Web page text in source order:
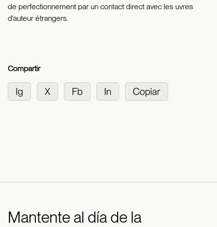
de perfectionnement par un contact direct avec les uvres
d'auteur étrangers.
Compartir
Mantente al día de la